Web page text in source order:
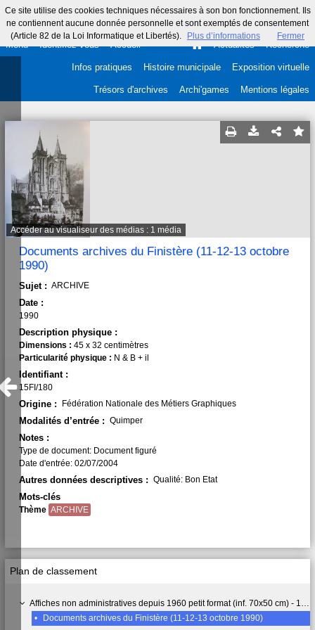
Ce site utilise des cookies techniques nécessaires à son bon fonctionnement. Ils
ne contiennent aucune donnée personnelle et sont exemptés de consentement
(Article 82 de la Loi Informatique et Libertés).
Plus d’informations Fermer
Menu Identifiez-vous Accueil Actualités Recherche
Infos pratiques Histoire municipale Exposition virtuelle
Trésors d'archives Archi'games Mentions légales
Plan de classement
Affiches non administratives depuis 1960 petit format (inf. 70x50 cm) - 15 FI
•
Documents archives du Finistère (11-12-13 octobre 1990)
Accéder au visualiseur des médias : 1 média
Documents archives du Finistère (11-12-13 octobre
1990)
Sujet : ARCHIVE
Date :
1990
Description physique :
Dimensions : 45 x 32 centimètres
Particularité physique : N & B + il
Identifiant :
15FI/180
Origine : Fédération Nationale des Métiers Graphiques
Modalités d’entrée : Quimper
Notes :
Type de document: Document figuré
Date d'entrée: 02/07/2004
Autres données descriptives : Qualité: Bon Etat
Mots-clés
Thème ARCHIVE